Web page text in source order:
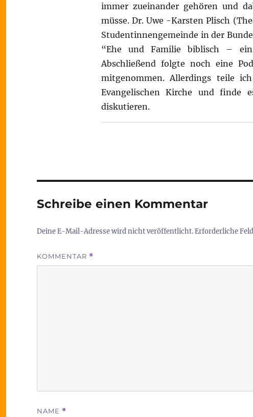
immer zueinander gehören und
müsse. Dr. Uwe -Karsten Plisch
Studentinnengemeinde in der
“Ehe und Familie biblisch – ein
Abschließend folgte noch eine
mitgenommen. Allerdings teile
Evangelischen Kirche und finde
diskutieren.
Schreibe einen Kommentar
Deine E-Mail-Adresse wird nicht veröffentlicht.Erforderliche
KOMMENTAR *
NAME *